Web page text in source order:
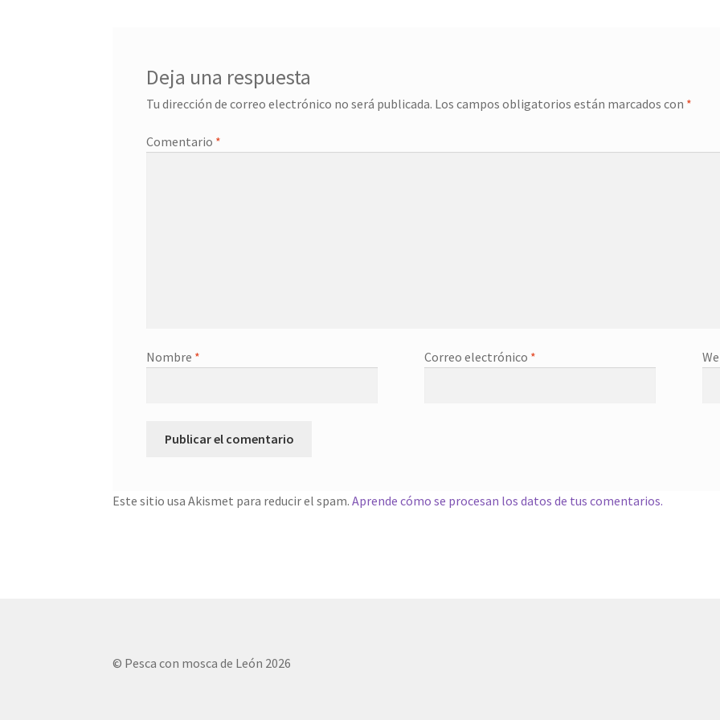
Deja una respuesta
Tu dirección de correo electrónico no será publicada. Los campos obligatorios están marcados con *
Comentario *
Nombre * Correo electrónico *
Este sitio usa Akismet para reducir el spam.Aprende cómo se procesan los datos de tus comentarios.
© Pesca con mosca de León 2026